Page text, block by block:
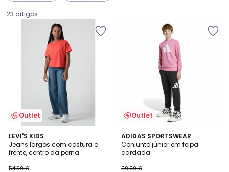
23 artigos
Outlet
LEVI'S KIDS
Jeans largos com costura à
frente, centro da perna
54.99 €
5
/
5
Outlet
ADIDAS SPORTSWEAR
Conjunto júnior em felpa
cardada
59.99 €